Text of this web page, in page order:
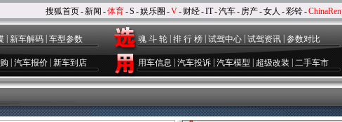
搜狐首页-新闻 -体育-S -娱乐圈 -V- 财经-IT-汽车- 房产-女人 -彩铃-ChinaRen
新车解码 车型参数 魂 斗 轮 排 行 榜 试驾中心 试驾资讯 参数对比
汽车报价 新车到店 用车信息 汽车投诉 汽车模型 超级改装 二手车市